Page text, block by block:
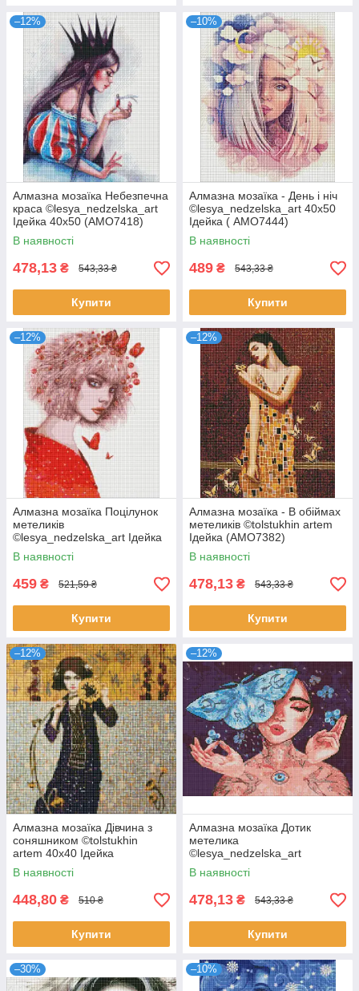
–12%
Алмазна мозаїка Небезпечна
краса ©lesya_nedzelska_art
Ідейка 40х50 (AMO7418)
В наявності
478,13 ₴ 543,33 ₴
Купити
–10%
Алмазна мозаїка - День і ніч
©lesya_nedzelska_art 40х50
Ідейка ( AMO7444)
В наявності
489 ₴ 543,33 ₴
Купити
–12%
Алмазна мозаїка Поцілунок
метеликів
©lesya_nedzelska_art Ідейка
40х50 (AMO7419)
В наявності
459 ₴ 521,59 ₴
Купити
–12%
Алмазна мозаїка - В обіймах
метеликів ©tolstukhin artem
Ідейка (AMO7382)
В наявності
478,13 ₴ 543,33 ₴
Купити
–12%
Алмазна мозаїка Дівчина з
соняшником ©tolstukhin
artem 40х40 Ідейка
(AMO7383)
В наявності
448,80 ₴ 510 ₴
Купити
–12%
Алмазна мозаїка Дотик
метелика
©lesya_nedzelska_art
AMO7451 Ідейка (AMO7451)
В наявності
478,13 ₴ 543,33 ₴
Купити
–30% –10%